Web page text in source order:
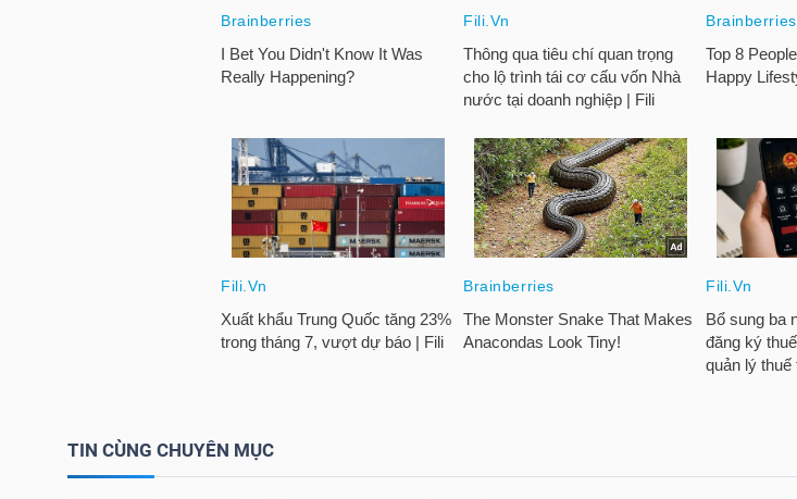
TIN CÙNG CHUYÊN MỤC